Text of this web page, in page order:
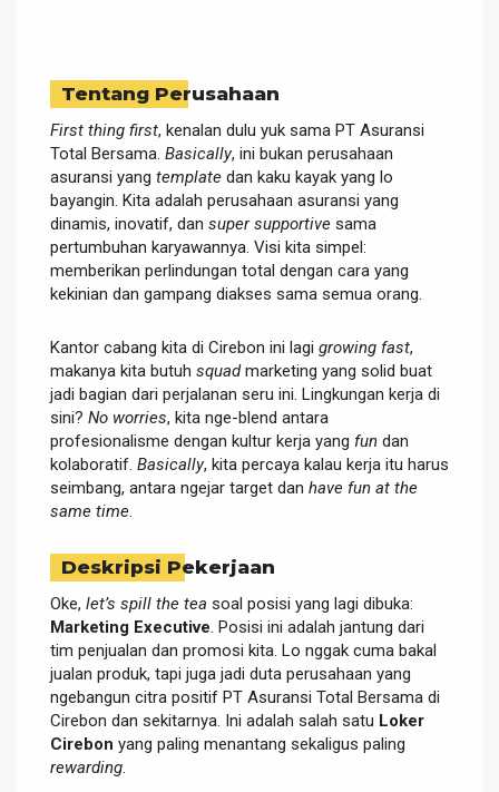
Tentang Perusahaan
First thing first, kenalan dulu yuk sama PT Asuransi
Total Bersama. Basically, ini bukan perusahaan
asuransi yang template dan kaku kayak yang lo
bayangin. Kita adalah perusahaan asuransi yang
dinamis, inovatif, dan super supportive sama
pertumbuhan karyawannya. Visi kita simpel:
memberikan perlindungan total dengan cara yang
kekinian dan gampang diakses sama semua orang.
Kantor cabang kita di Cirebon ini lagi growing fast,
makanya kita butuh squadmarketing yang solid buat
jadi bagian dari perjalanan seru ini. Lingkungan kerja di
sini? No worries, kita nge-blend antara
profesionalisme dengan kultur kerja yang fun dan
kolaboratif. Basically, kita percaya kalau kerja itu harus
seimbang, antara ngejar target dan have fun at the
same time
Deskripsi Pekerjaan
Oke, let’s spill the tea soal posisi yang lagi dibuka:
Marketing Executive . Posisi ini adalah jantung dari
tim penjualan dan promosi kita. Lo nggak cuma bakal
jualan produk, tapi juga jadi duta perusahaan yang
ngebangun citra positif PT Asuransi Total Bersama di
Cirebon dan sekitarnya. Ini adalah salah satu Loker
Cirebon yang paling menantang sekaligus paling
rewarding